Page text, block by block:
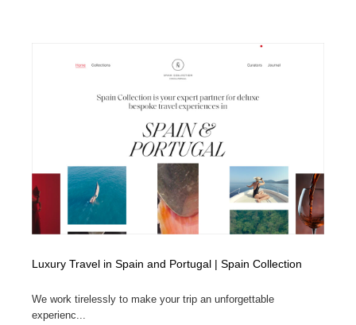
Luxury Travel in Spain and Portugal | Spain Collection
We work tirelessly to make your trip an unforgettable
experienc...